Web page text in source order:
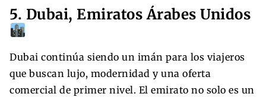
5. Dubai, Emiratos Árabes Unidos
Dubai continúa siendo un imán para los viajeros
que buscan lujo, modernidad y una oferta
comercial de primer nivel. El emirato no solo es un